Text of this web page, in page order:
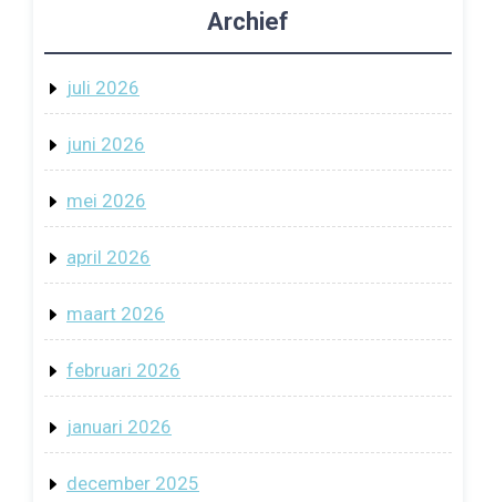
Archief
juli 2026
juni 2026
mei 2026
april 2026
maart 2026
februari 2026
januari 2026
december 2025